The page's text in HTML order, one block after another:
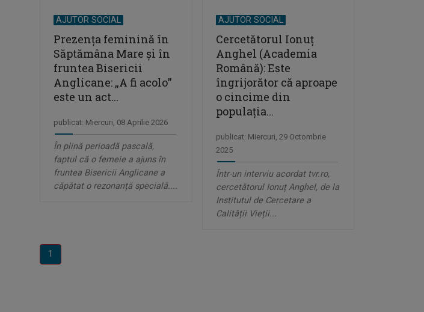
AJUTOR SOCIAL
Prezența feminină în
Săptămâna Mare și în
fruntea Bisericii
Anglicane: „A fi acolo”
este un act...
publicat: Miercuri, 08 Aprilie 2026
În plină perioadă pascală,
faptul că o femeie a ajuns în
fruntea Bisericii Anglicane a
căpătat o rezonanță specială....
AJUTOR SOCIAL
Cercetătorul Ionuț
Anghel (Academia
Română): Este
îngrijorător că aproape
o cincime din
populația...
publicat: Miercuri, 29 Octombrie
2025
Într-un interviu acordat tvr.ro,
cercetătorul Ionuț Anghel, de la
Institutul de Cercetare a
Calității Vieții...
1